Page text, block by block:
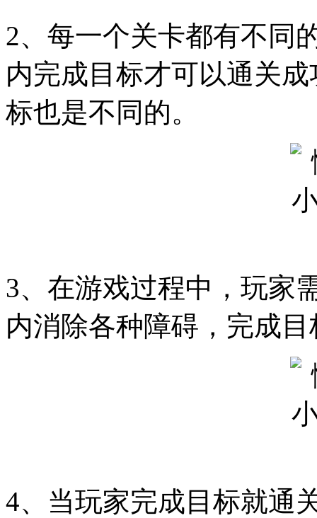
2、每一个关卡都有不同
内完成目标才可以通关
标也是不同的。
3、在游戏过程中，玩家
内消除各种障碍，完成目
4、当玩家完成目标就通